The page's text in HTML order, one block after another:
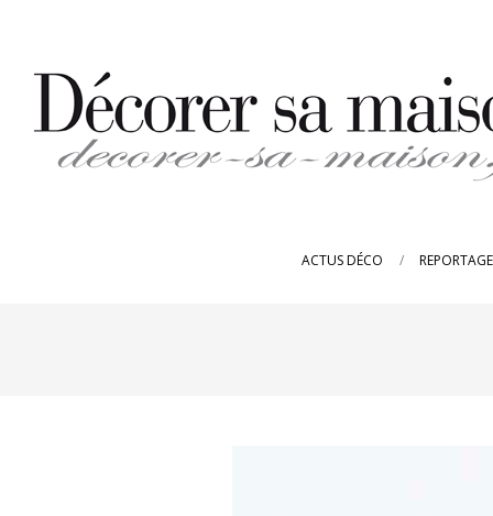
content
ACTUS DÉCO